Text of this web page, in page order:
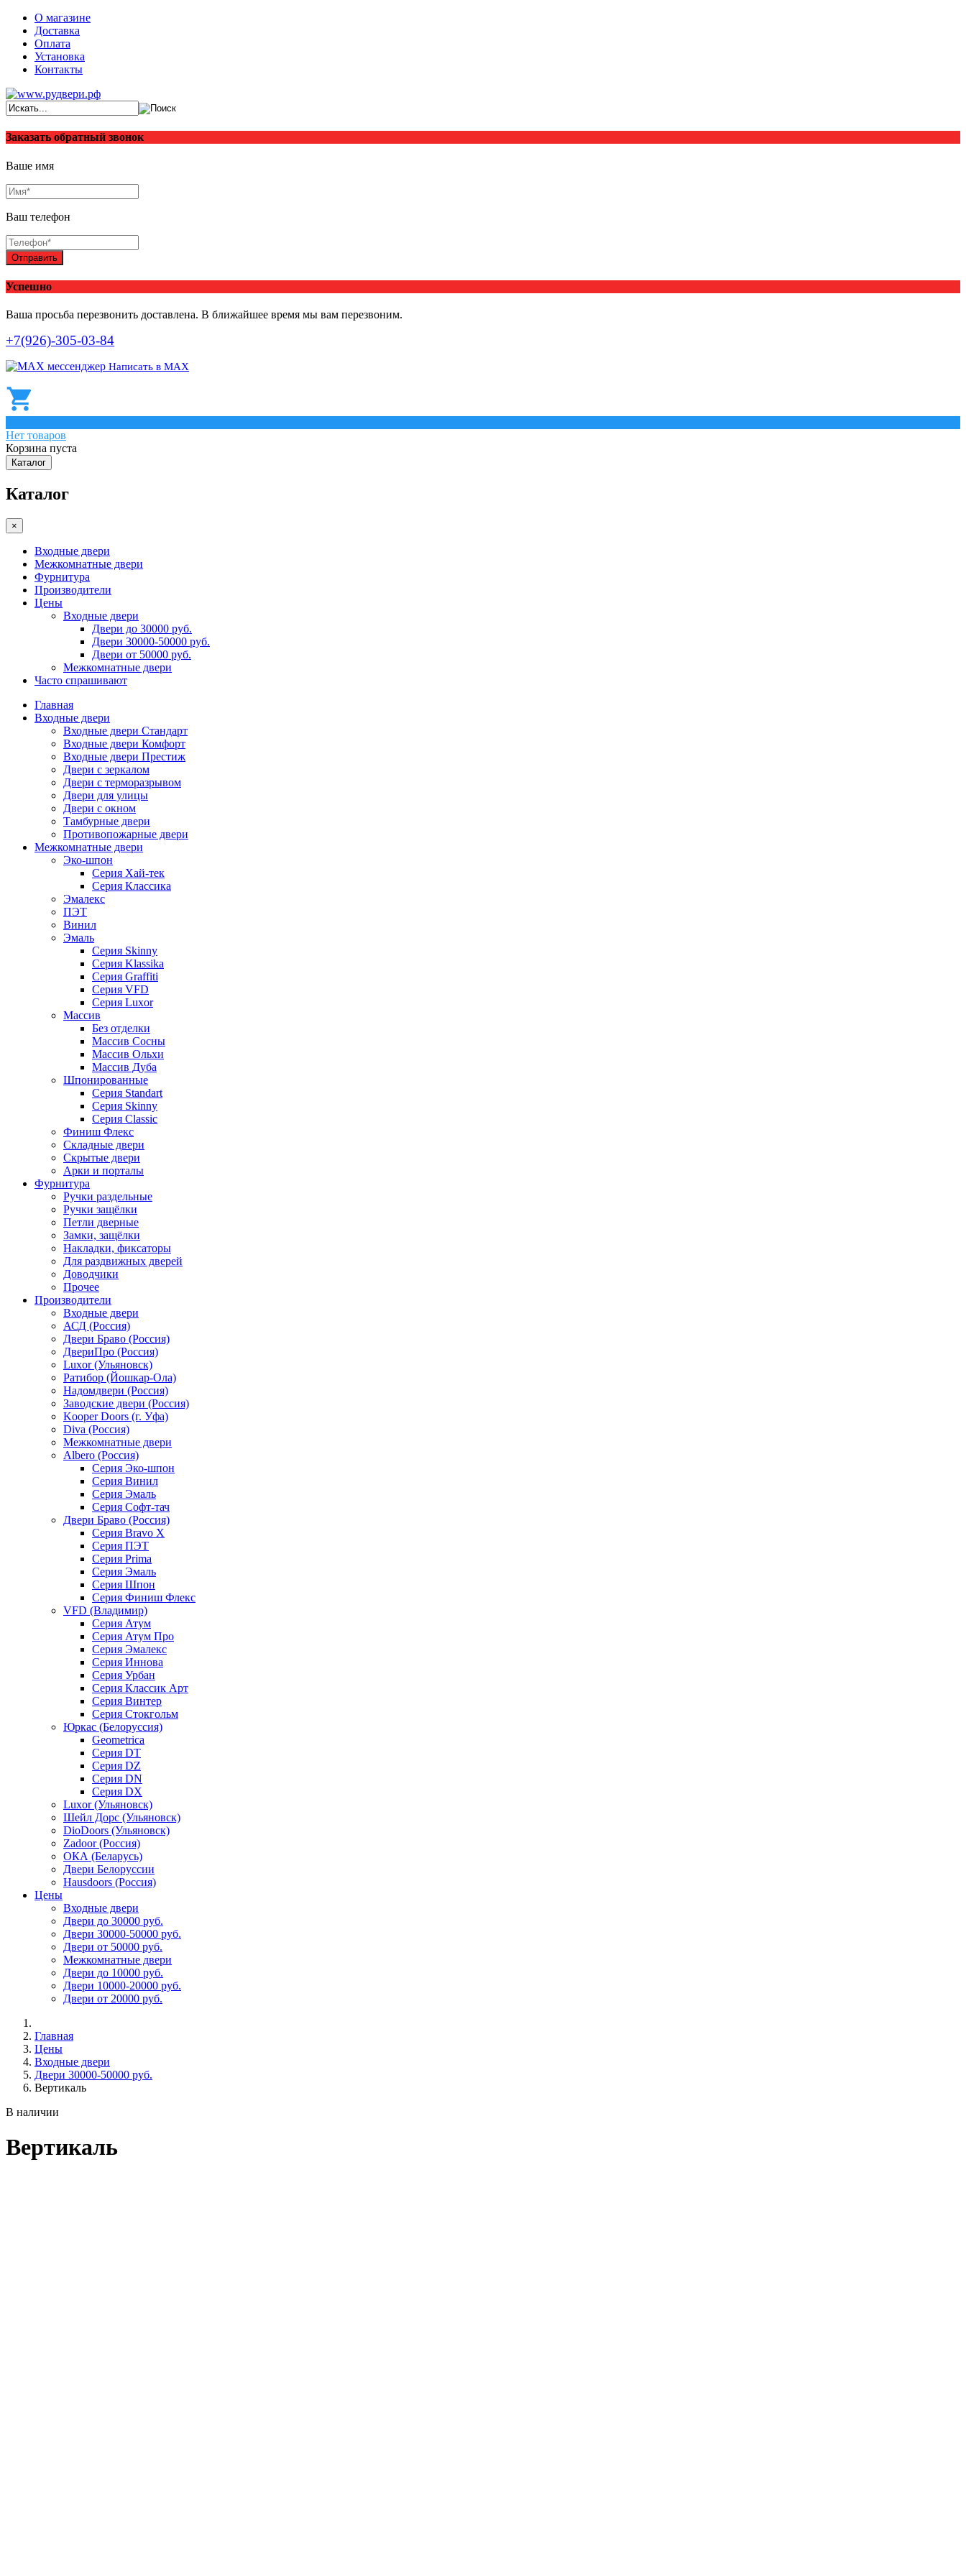
О магазине
Доставка
Оплата
Установка
Контакты
Заказать обратный звонок
Ваше имя
Ваш телефон
Отправить
Успешно
Ваша просьба перезвонить доставлена. В ближайшее время мы вам перезвоним.
+7(926)-305-03-84
Написать в МАХ
Нет товаров
Корзина пуста
Каталог
Каталог
×
Входные двери
Межкомнатные двери
Фурнитура
Производители
Цены
Входные двери
Двери до 30000 руб.
Двери 30000-50000 руб.
Двери от 50000 руб.
Межкомнатные двери
Часто спрашивают
Главная
Входные двери
Входные двери Стандарт
Входные двери Комфорт
Входные двери Престиж
Двери с зеркалом
Двери с терморазрывом
Двери для улицы
Двери с окном
Тамбурные двери
Противопожарные двери
Межкомнатные двери
Эко-шпон
Серия Хай-тек
Серия Классика
Эмалекс
ПЭТ
Винил
Эмаль
Серия Skinny
Серия Klassika
Серия Graffiti
Серия VFD
Серия Luxor
Массив
Без отделки
Массив Сосны
Массив Ольхи
Массив Дуба
Шпонированные
Серия Standart
Серия Skinny
Серия Classic
Финиш Флекс
Складные двери
Скрытые двери
Арки и порталы
Фурнитура
Ручки раздельные
Ручки защёлки
Петли дверные
Замки, защёлки
Накладки, фиксаторы
Для раздвижных дверей
Доводчики
Прочее
Производители
Входные двери
АСД (Россия)
Двери Браво (Россия)
ДвериПро (Россия)
Luxor (Ульяновск)
Ратибор (Йошкар-Ола)
Надомдвери (Россия)
Заводские двери (Россия)
Kooper Doors (г. Уфа)
Diva (Россия)
Межкомнатные двери
Albero (Россия)
Серия Эко-шпон
Серия Винил
Серия Эмаль
Серия Софт-тач
Двери Браво (Россия)
Серия Bravo X
Серия ПЭТ
Серия Prima
Серия Эмаль
Серия Шпон
Серия Финиш Флекс
VFD (Владимир)
Серия Атум
Серия Атум Про
Серия Эмалекс
Серия Иннова
Серия Урбан
Серия Классик Арт
Серия Винтер
Серия Стокгольм
Юркас (Белоруссия)
Geometrica
Серия DT
Серия DZ
Серия DN
Серия DX
Luxor (Ульяновск)
Шейл Дорс (Ульяновск)
DioDoors (Ульяновск)
Zadoor (Россия)
ОКА (Беларусь)
Двери Белоруссии
Hausdoors (Россия)
Цены
Входные двери
Двери до 30000 руб.
Двери 30000-50000 руб.
Двери от 50000 руб.
Межкомнатные двери
Двери до 10000 руб.
Двери 10000-20000 руб.
Двери от 20000 руб.
Главная
Цены
Входные двери
Двери 30000-50000 руб.
Вертикаль
В наличии
Вертикаль